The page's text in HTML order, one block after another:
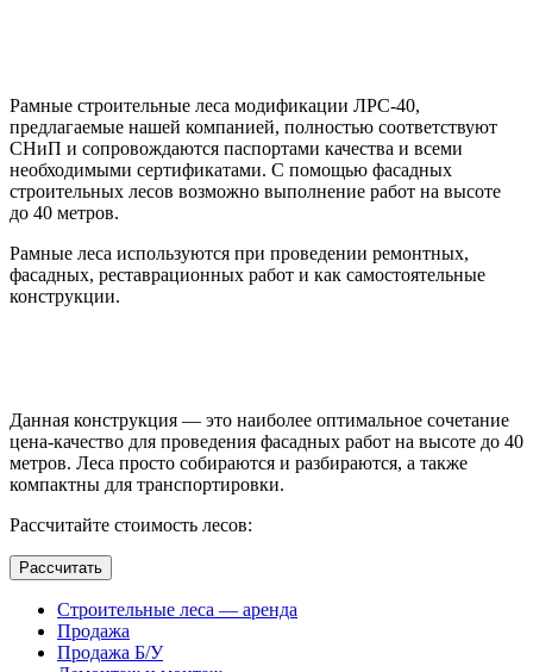
Рамные строительные леса модификации ЛРС-40,
предлагаемые нашей компанией, полностью соответствуют
СНиП и сопровождаются паспортами качества и всеми
необходимыми сертификатами. С помощью фасадных
строительных лесов возможно выполнение работ на высоте
до 40 метров.
Рамные леса используются при проведении ремонтных,
фасадных, реставрационных работ и как самостоятельные
конструкции.
Данная конструкция — это наиболее оптимальное сочетание
цена-качество для проведения фасадных работ на высоте до 40
метров. Леса просто собираются и разбираются, а также
компактны для транспортировки.
Рассчитайте стоимость лесов:
Рассчитать
Строительные леса — аренда
Продажа
Продажа Б/У